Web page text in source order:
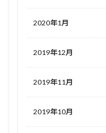
2020年1月
2019年12月
2019年11月
2019年10月